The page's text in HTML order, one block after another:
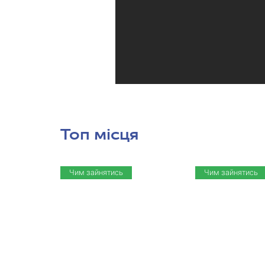
Топ місця
Чим зайнятись Чим зайнятись